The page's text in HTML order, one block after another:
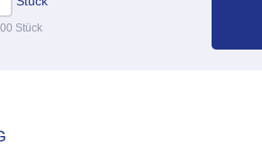
Stück